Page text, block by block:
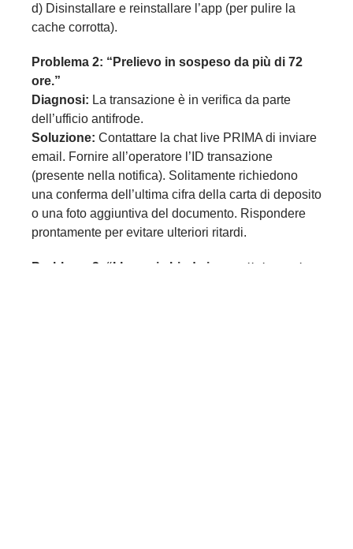
d) Disinstallare e reinstallare l’app (per pulire la
cache corrotta).
Problema 2: “Prelievo in sospeso da più di 72
ore.”
Diagnosi: La transazione è in verifica da parte
dell’ufficio antifrode.
Soluzione: Contattare la chat live PRIMA di inviare
email. Fornire all’operatore l’ID transazione
(presente nella notifica). Solitamente richiedono
una conferma dell’ultima cifra della carta di deposito
o una foto aggiuntiva del documento. Rispondere
prontamente per evitare ulteriori ritardi.
Problema 3: “L’app si chiude inaspettatamente